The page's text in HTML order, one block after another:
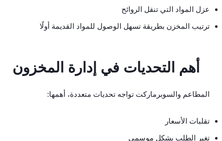
عزل المواد التي تنقل الروائح
ترتيب المخزن بطريقة تسهل الوصول للمواد القديمة أولًا
أهم التحديات في إدارة المخزون
المطاعم والسوبرماركت تواجه تحديات متعددة، أهمها:
تقلبات الأسعار
تغير الطلب بشكل موسمي